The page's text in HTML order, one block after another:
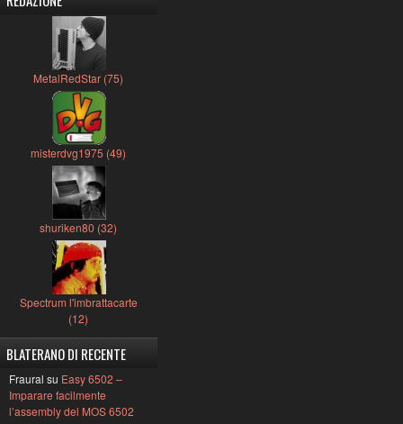
MetalRedStar (75)
misterdvg1975 (49)
shuriken80 (32)
Spectrum l'imbrattacarte
(12)
BLATERANO DI RECENTE
Fraural su Easy 6502 –
Imparare facilmente
l’assembly del MOS 6502